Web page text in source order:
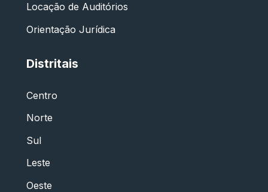
Locação de Auditórios
Orientação Jurídica
Distritais
Centro
Norte
Sul
Leste
Oeste